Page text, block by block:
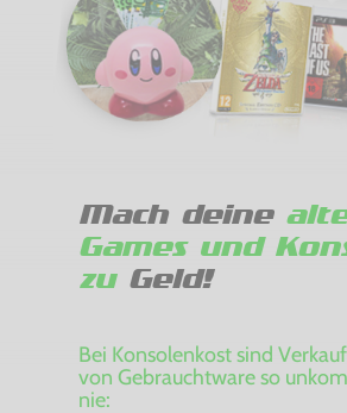
Mach deine
Games und
zuGeld!
Bei Konsolenkost sind
von Gebrauchtware so
nie: